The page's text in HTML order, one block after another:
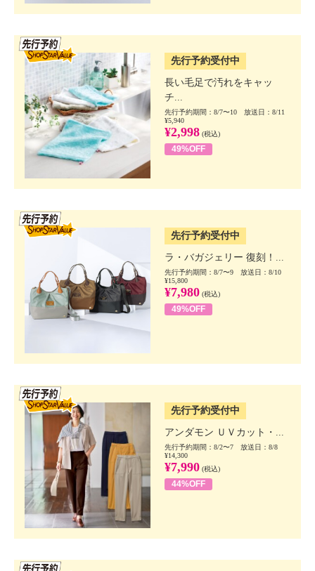
先行予約受付中
長い毛足で汚れをキャッ
チ...
先行予約期間：8/7〜10 放送日：8/11
¥5,940
¥2,998 (税込)
49%OFF
先行予約受付中
ラ・バガジェリー 復刻！...
先行予約期間：8/7〜9 放送日：8/10
¥15,800
¥7,980 (税込)
49%OFF
先行予約受付中
アンダモン ＵＶカット・...
先行予約期間：8/2〜7 放送日：8/8
¥14,300
¥7,990 (税込)
44%OFF